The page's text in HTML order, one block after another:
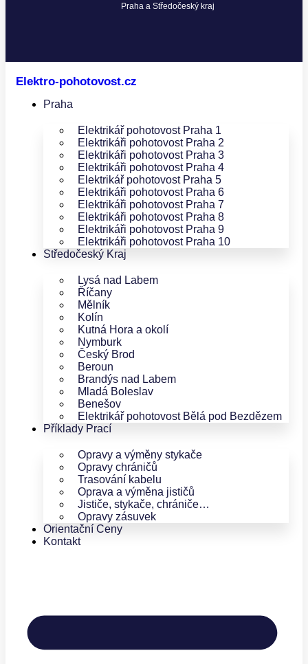
Praha a Středočeský kraj
Elektro-pohotovost.cz
Praha
Elektrikář pohotovost Praha 1
Elektrikáři pohotovost Praha 2
Elektrikáři pohotovost Praha 3
Elektrikáři pohotovost Praha 4
Elektrikář pohotovost Praha 5
Elektrikáři pohotovost Praha 6
Elektrikáři pohotovost Praha 7
Elektrikáři pohotovost Praha 8
Elektrikáři pohotovost Praha 9
Elektrikáři pohotovost Praha 10
Středočeský Kraj
Lysá nad Labem
Říčany
Mělník
Kolín
Kutná Hora a okolí
Nymburk
Český Brod
Beroun
Brandýs nad Labem
Mladá Boleslav
Benešov
Elektrikář pohotovost Bělá pod Bezdězem
Příklady Prací
Opravy a výměny stykače
Opravy chráničů
Trasování kabelu
Oprava a výměna jističů
Jističe, stykače, chrániče…
Opravy zásuvek
Orientační Ceny
Kontakt